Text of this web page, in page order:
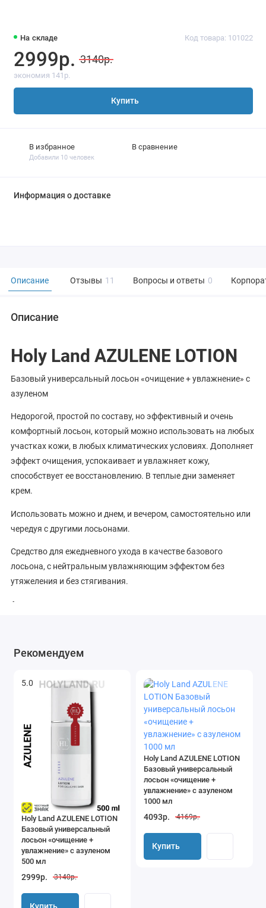
На складе Код товара: 101022
2999р. 3140р.
экономия 141р.
Купить
В избранное
Добавили 10 человек
В сравнение
Информация о доставке
Описание Отзывы 11 Вопросы и ответы 0
Описание
Holy Land AZULENE LOTION
Базовый универсальный лосьон «очищение + увлажнение» с
азуленом
Недорогой, простой по составу, но эффективный и очень
комфортный лосьон, который можно использовать на любых
участках кожи, в любых климатических условиях. Дополняет
эффект очищения, успокаивает и увлажняет кожу,
способствует ее восстановлению. В теплые дни заменяет
крем.
Использовать можно и днем, и вечером, самостоятельно или
чередуя с другими лосьонами.
Средство для ежедневного ухода в качестве базового
лосьона, с нейтральным увлажняющим эффектом без
утяжеления и без стягивания.
Активные ингредиенты:
Применение:
декольте. Использовать 1 раз в день или как назначено
Ingredients:
WATER (AQUA), PROPYLENEGLYCOL, POLYSORBATE 20,
AZULENE, ALLANTOIN, ETHYLHEXYLGLYCERIN,
PHENOXYETHANOL, METHYLPARABEN, 2-BROMO-2-
NITROPROPAN-1,3-DIOL, FRAGRANCE (PARFUM), BLUE 1 (CI
42090).
Рекомендуем
5.0
Holy Land AZULENE LOTION
Базовый универсальный
лосьон «очищение +
увлажнение» с азуленом
500 мл
2999р. 3140р.
Holy Land AZULENE LOTION
Базовый универсальный
лосьон «очищение +
увлажнение» с азуленом
1000 мл
4093р. 4169р.
Купить